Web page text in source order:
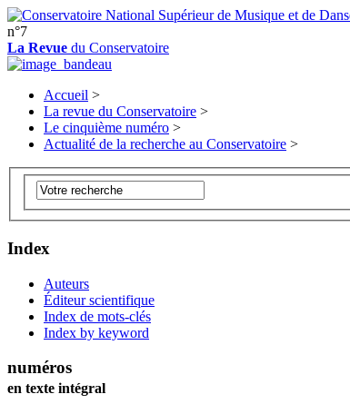
n°7
La Revue du Conservatoire
Accueil >
La revue du Conservatoire >
Le cinquième numéro >
Actualité de la recherche au Conservatoire >
Index
Auteurs
Éditeur scientifique
Index de mots-clés
Index by keyword
numéros
en texte intégral